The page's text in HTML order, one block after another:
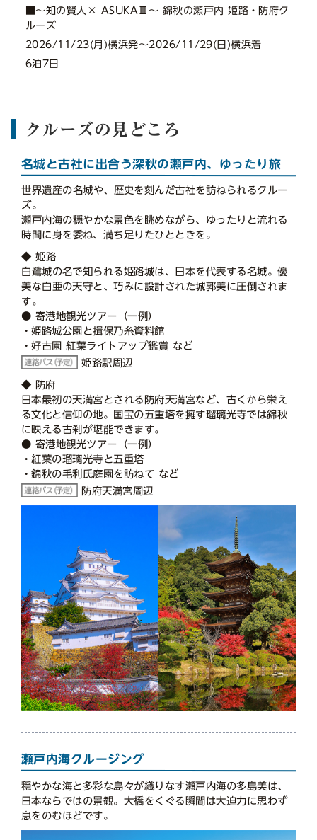
■〜知の賢人× ASUKAⅢ〜 錦秋の瀬戸内 姫路・防府ク
ルーズ
2026/11/23(月)横浜発〜2026/11/29(日)横浜着
6泊7日
クルーズの見どころ
名城と古社に出合う深秋の瀬戸内、ゆったり旅
世界遺産の名城や、歴史を刻んだ古社を訪ねられるクルー
ズ。
瀬戸内海の穏やかな景色を眺めながら、ゆったりと流れる
時間に身を委ね、満ち足りたひとときを。
◆ 姫路
白鷺城の名で知られる姫路城は、日本を代表する名城。優
美な白亜の天守と、巧みに設計された城郭美に圧倒されま
す。
● 寄港地観光ツアー（一例）
・姫路城公園と揖保乃糸資料館
・好古園 紅葉ライトアップ鑑賞 など
姫路駅周辺
◆ 防府
日本最初の天満宮とされる防府天満宮など、古くから栄え
る文化と信仰の地。国宝の五重塔を擁す瑠璃光寺では錦秋
に映える古刹が堪能できます。
● 寄港地観光ツアー（一例）
・紅葉の瑠璃光寺と五重塔
・錦秋の毛利氏庭園を訪ねて など
防府天満宮周辺
瀬戸内海クルージング
穏やかな海と多彩な島々が織りなす瀬戸内海の多島美は、
日本ならではの景観。大橋をくぐる瞬間は大迫力に思わず
息をのむほどです。